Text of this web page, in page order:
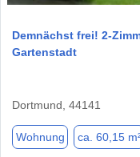
Demnächst frei! 2-
Gartenstadt
Dortmund, 44141
Wohnung ca. 60,15